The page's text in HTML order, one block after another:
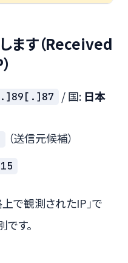
ます（Received
/ 国: 日本
（送信元候補）
で観測されたIP」で
す。